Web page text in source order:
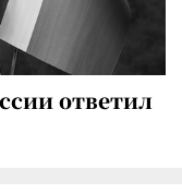
ответил